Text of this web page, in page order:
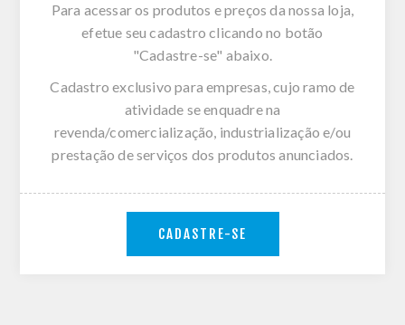
Para acessar os produtos e preços da nossa loja,
efetue seu cadastro clicando no botão
"Cadastre-se" abaixo.
Cadastro exclusivo para empresas, cujo ramo de
atividade se enquadre na
revenda/comercialização, industrialização e/ou
prestação de serviços dos produtos anunciados.
CADASTRE-SE